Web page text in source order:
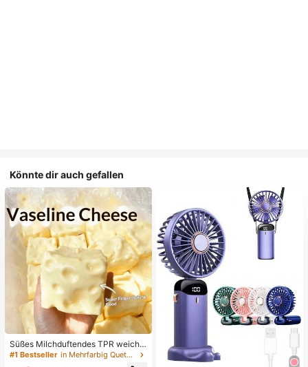
Könnte dir auch gefallen
Süßes Milchduftendes TPR weiche
s quetschbares Dumpling-förmiges
Stressabbau-Spielzeug, 5cm niedli
#1 Bestseller in Mehrfarbig Quetschspielzeug für Teenager